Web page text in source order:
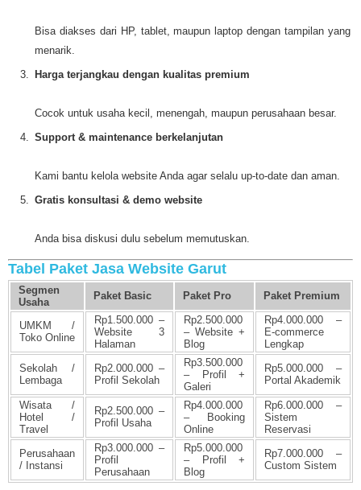
Bisa diakses dari HP, tablet, maupun laptop dengan tampilan yang
menarik.
Harga terjangkau dengan kualitas premium
Cocok untuk usaha kecil, menengah, maupun perusahaan besar.
Support & maintenance berkelanjutan
Kami bantu kelola website Anda agar selalu up-to-date dan aman.
Gratis konsultasi & demo website
Anda bisa diskusi dulu sebelum memutuskan.
Tabel Paket Jasa Website Garut
Segmen
Usaha
Paket Basic Paket Pro Paket Premium
UMKM /
Toko Online
Rp1.500.000 –
Website 3
Halaman
Rp2.500.000
– Website +
Blog
Rp4.000.000 –
E-commerce
Lengkap
Sekolah /
Lembaga
Rp2.000.000 –
Profil Sekolah
Rp3.500.000
– Profil +
Galeri
Rp5.000.000 –
Portal Akademik
Wisata /
Hotel /
Travel
Rp2.500.000 –
Profil Usaha
Rp4.000.000
– Booking
Online
Rp6.000.000 –
Sistem
Reservasi
Perusahaan
/ Instansi
Rp3.000.000 –
Profil
Perusahaan
Rp5.000.000
– Profil +
Blog
Rp7.000.000 –
Custom Sistem